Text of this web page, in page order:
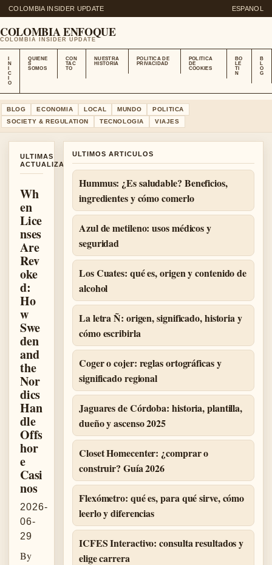
COLOMBIA INSIDER UPDATE ESPANOL
COLOMBIA ENFOQUE
COLOMBIA INSIDER UPDATE
N
C
O
QUIENE
S
SOMOS
CON
TAC
TO
NUESTRA
HISTORIA
POLITICA DE
PRIVACIDAD
POLITICA
DE
COOKIES
BO
LE
TI
N
B
L
O
G
BLOG ECONOMIA LOCAL MUNDO
POLITICA
SOCIETY & REGULATION
TECNOLOGIA VIAJES
ULTIMAS
ACTUALIZACIONES
Wh
en
Lice
nses
Are
Rev
oke
d:
Ho
w
Swe
den
and
the
Nor
dics
Han
dle
Offs
hor
e
Casi
nos
2026-
06-
29
By
ULTIMOS ARTICULOS
Hummus: ¿Es saludable? Beneficios,
ingredientes y cómo comerlo
Azul de metileno: usos médicos y
seguridad
Los Cuates: qué es, origen y contenido de
alcohol
La letra Ñ: origen, significado, historia y
cómo escribirla
Coger o cojer: reglas ortográficas y
significado regional
Jaguares de Córdoba: historia, plantilla,
dueño y ascenso 2025
Closet Homecenter: ¿comprar o
construir? Guía 2026
Flexómetro: qué es, para qué sirve, cómo
leerlo y diferencias
ICFES Interactivo: consulta resultados y
elige carrera